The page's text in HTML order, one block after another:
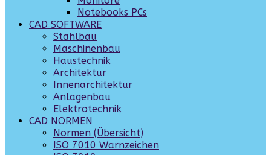
Notebooks PCs
CAD SOFTWARE
Stahlbau
Maschinenbau
Haustechnik
Architektur
Innenarchitektur
Anlagenbau
Elektrotechnik
CAD NORMEN
Normen (Übersicht)
ISO 7010 Warnzeichen